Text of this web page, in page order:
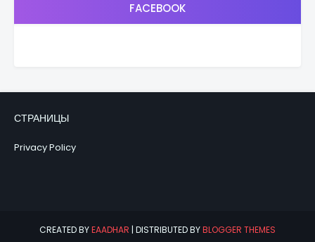
FACEBOOK
СТРАНИЦЫ
Privacy Policy
CREATED BYEAADHAR | DISTRIBUTED BYBLOGGER THEMES